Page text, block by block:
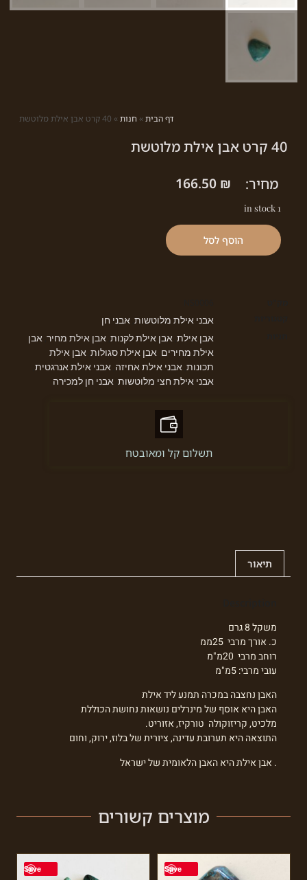
דף הבית » חנות » 40 קרט אבן אילת מלוטשת
40 קרט אבן אילת מלוטשת
מחיר:
166.50 ₪
1 in stock
הוסף לסל
אבני אילת מלוטשות אבני חן
אבן אילת אבן אילת לקנות אבן אילת מחיר אבן
אילת מחירים אבן אילת סגולות אבן אילת
תכונות אבני אילת אחיזה אבני אילת אנרגטית
אבני אילת חצי מלוטשות אבני חן למכירה
תשלום קל ומאובטח
תיאור
משקל 8 גרם
כ. אורך מרבי 25ממ
רוחב מרבי 20מ"מ
עובי מרבי: 5מ"מ
האבן נחצבה במכרה תמנע ליד אילת
האבן היא אוסף של מינרלים נושאות נחושת הכוללת
מלכיט, קריזוקולה טורקיז, אזוריט.
התוצאה היא תערובת עדינה, ציורית של בלוז, ירוק, וחום
. אבן אילת היא האבן הלאומית של ישראל
מוצרים קשורים
Save
Save